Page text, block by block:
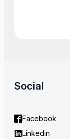
Social
Facebook
Linkedin